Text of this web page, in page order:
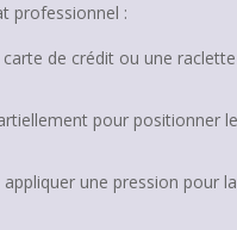
professionnel :
de crédit ou une
pour positionner
une pression pour